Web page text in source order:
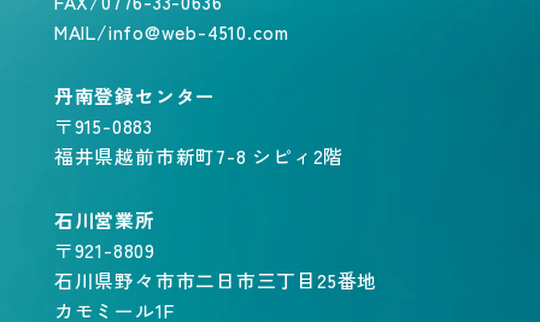
MAIL/info@web-4510.com
丹南登録センター
〒915-0883
福井県越前市新町7-8 シピィ2階
石川営業所
〒921-8809
石川県野々市市二日市三丁目25番地
カモミール1F